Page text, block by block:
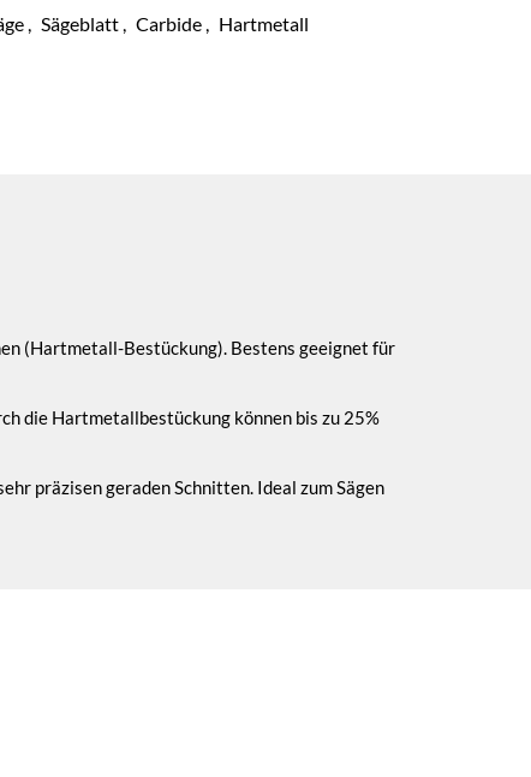
, Sägeblatt, Carbide, Hartmetall
(Hartmetall-Bestückung). Bestens geeignet für
die Hartmetallbestückung können bis zu 25%
präzisen geraden Schnitten. Ideal zum Sägen